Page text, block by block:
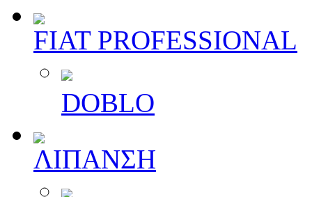
FIAT PROFESSIONAL
DOBLO
ΛΙΠΑΝΣΗ